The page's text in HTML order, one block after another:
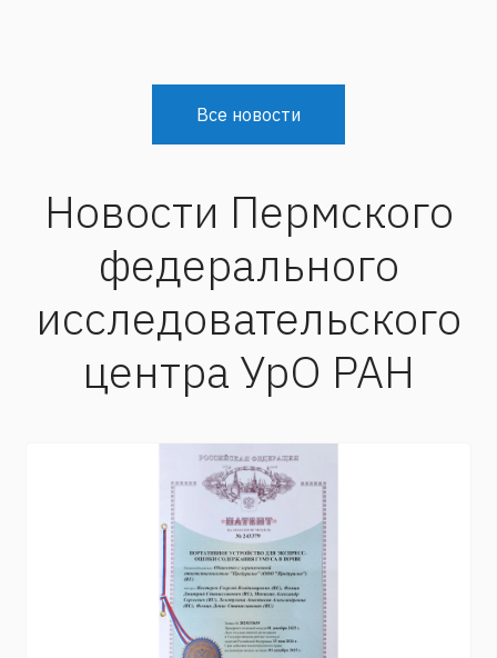
Все новости
Новости Пермского
федерального
исследовательского
центра УрО РАН